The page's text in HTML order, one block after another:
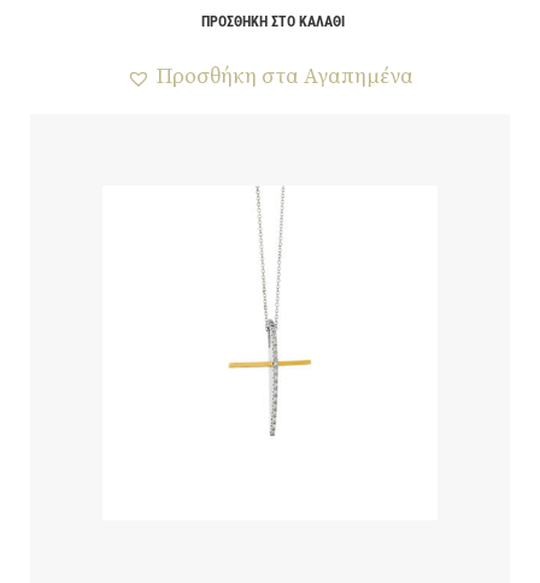
ΠΡΟΣΘΉΚΗ ΣΤΟ ΚΑΛΆΘΙ
Προσθήκη στα Αγαπημένα